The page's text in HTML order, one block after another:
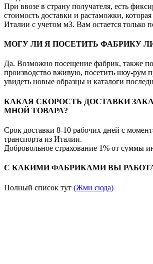
При ввозе в страну получателя, есть
стоимость доставки и растаможки,
Италии с учетом м3. Вам остается только
МОГУ ЛИ Я ПОСЕТИТЬ ФАБРИКУ
Да. Возможно посещение фабрик, также
производство вживую, посетить шоу-рум
увидеть новые образцы и каталоги
КАКАЯ СКОРОСТЬ ДОСТАВКИ
МНОЙ ТОВАРА?
Срок доставки 8-10 рабочих дней с
транспорта из Италии.
Добровольное страхование 1% от суммы
С КАКИМИ ФАБРИКАМИ ВЫ
Полный список тут (Жми сюда)